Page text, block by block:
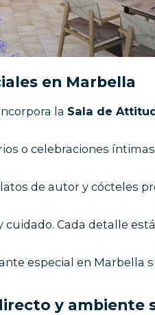
en Marbella
la Sala de
o celebraciones
de autor y cócteles
Cada detalle
especial en Marbella
y ambiente